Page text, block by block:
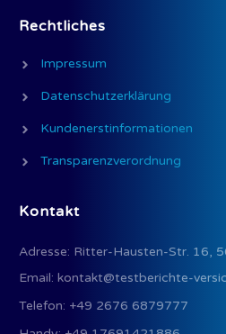
Rechtliches
Impressum
Datenschutzerklärung
Kundenerstinformationen
Transparenzverordnung
Kontakt
Adresse: Ritter-Hausten-Str. 16,
Email: kontakt@testberichte-
Telefon: +49 2676 6879777